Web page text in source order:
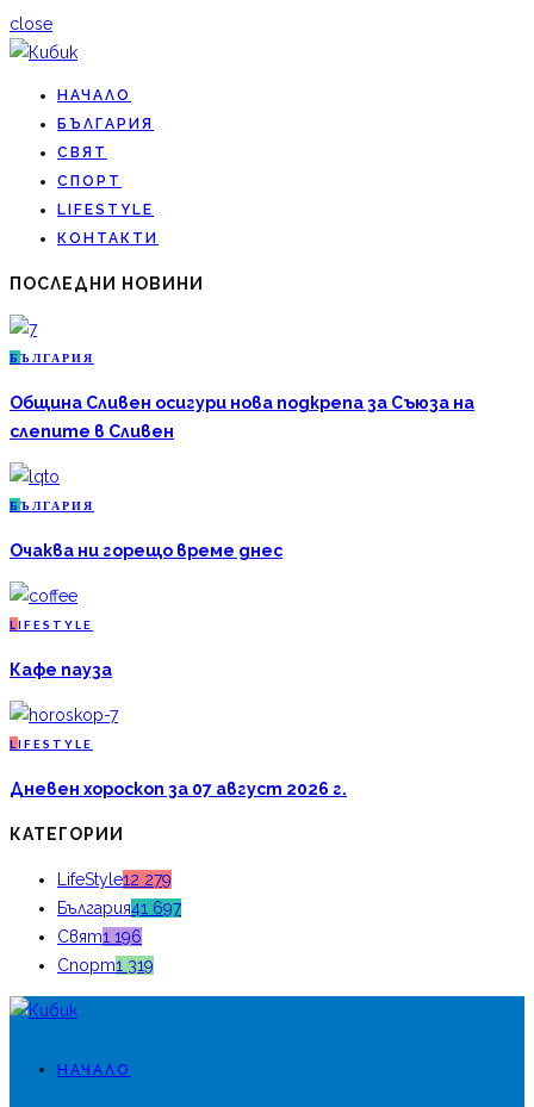
close
НАЧАЛО
БЪЛГАРИЯ
СВЯТ
СПОРТ
LIFESTYLE
КОНТАКТИ
ПОСЛЕДНИ НОВИНИ
Б ЪЛГАРИЯ
Община Сливен осигури нова подкрепа за Съюза на
слепите в Сливен
Б ЪЛГАРИЯ
Очаква ни горещо време днес
L IFESTYLE
Кафе пауза
L IFESTYLE
Дневен хороскоп за 07 август 2026 г.
КАТЕГОРИИ
LifeStyle12 279
България41 697
Свят1 196
Спорт1 319
НАЧАЛО